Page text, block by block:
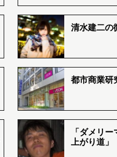
清水建二の
都市商業研
「ダメリ
上がり道」